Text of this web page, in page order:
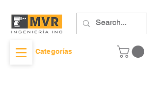
Categorías